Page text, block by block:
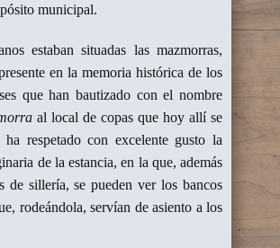
municipal.
estaban situadas las mazmorras,
en la memoria histórica de los
que han bautizado con el nombre
al local de copas que hoy allí se
ha respetado con excelente gusto la
de la estancia, en la que, además
de sillería, se pueden ver los bancos
rodeándola, servían de asiento a los